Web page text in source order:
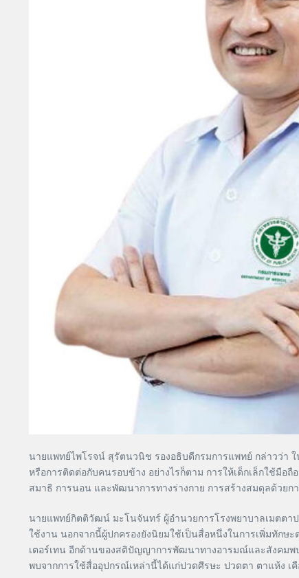
นายแพทย์ไพโรจน์ สุรัตนวนิช รองอธิบดีกรมการแพทย์ กล่าวว่า ใ
หรือการติดต่อกับคนรอบข้าง อย่างไรก็ตาม การให้เด็กเล็กใช้มือ
สมาธิ การนอน และพัฒนาการทางร่างกาย การสร้างสมดุลด้วยก
นายแพทย์กิตติวัฒน์ มะโนจันทร์ ผู้อำนวยการโรงพยาบาลเมตตา
ใช้งาน นอกจากนี้ผู้ปกครองยังนิยมใช้เป็นสื่อหนึ่งในการเพิ่มทักษ
เตอร์เทน อีกด้านของสติปัญญาการพัฒนาทางอารมณ์และสังคมพ
พบจากการใช้สื่ออุปกรณ์เหล่านี้ได้แก่ปวดศีรษะ ปวดตา ตาแห้ง เ